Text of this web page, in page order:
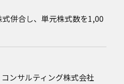
併合し、単元株式数を1,00
ンサルティング株式会社